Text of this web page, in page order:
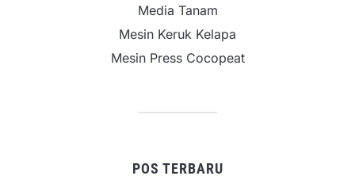
Media Tanam
Mesin Keruk Kelapa
Mesin Press Cocopeat
POS TERBARU